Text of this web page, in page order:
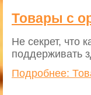
Товары с
Не секрет, что
поддерживать
Подробнее: